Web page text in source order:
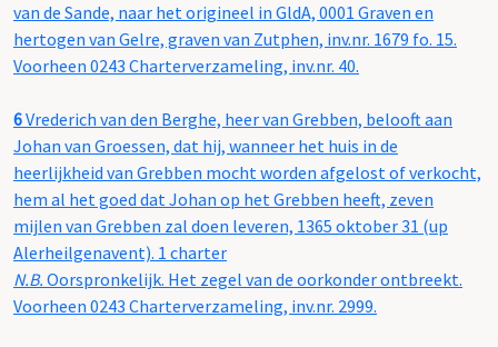
van de Sande, naar het origineel in GldA, 0001 Graven en
hertogen van Gelre, graven van Zutphen, inv.nr. 1679 fo. 15.
Voorheen 0243 Charterverzameling, inv.nr. 40.
6Vrederich van den Berghe, heer van Grebben, belooft aan
Johan van Groessen, dat hij, wanneer het huis in de
heerlijkheid van Grebben mocht worden afgelost of verkocht,
hem al het goed dat Johan op het Grebben heeft, zeven
mijlen van Grebben zal doen leveren, 1365 oktober 31 (up
Alerheilgenavent). 1 charter
N.B. Oorspronkelijk. Het zegel van de oorkonder ontbreekt.
Voorheen 0243 Charterverzameling, inv.nr. 2999.